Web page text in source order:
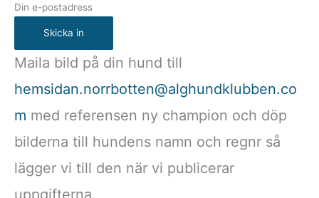
Din e-postadress
Skicka in
Maila bild på din hund till
hemsidan.norrbotten@alghundklubben.co
m med referensen ny champion och döp
bilderna till hundens namn och regnr så
lägger vi till den när vi publicerar
uppgifterna.